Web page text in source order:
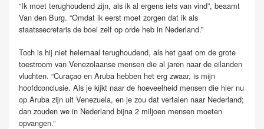
“Ik moet terughoudend zijn, als ik al ergens iets van vind”, beaamt
Van den Burg. “Omdat ik eerst moet zorgen dat ik als
staatssecretaris de boel zelf op orde heb in Nederland.”
Toch is hij niet helemaal terughoudend, als het gaat om de grote
toestroom van Venezolaanse mensen die al jaren naar de eilanden
vluchten. “Curaçao en Aruba hebben het erg zwaar, is mijn
hoofdconclusie. Als je kijkt naar de hoeveelheid mensen die hier nu
op Aruba zijn uit Venezuela, en je zou dat vertalen naar Nederland;
dan zouden we in Nederland bijna 2 miljoen mensen moeten
opvangen.”